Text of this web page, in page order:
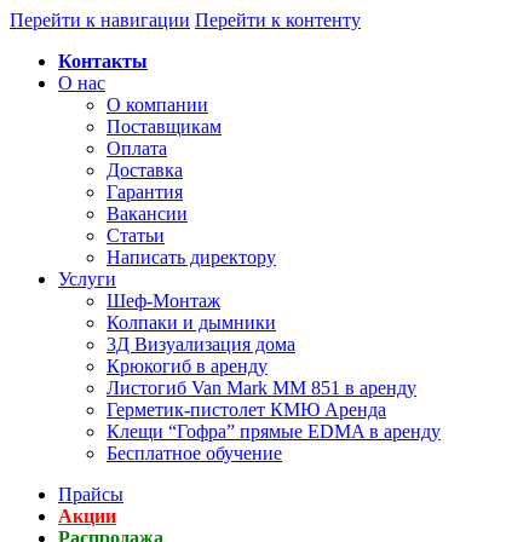
Перейти к навигации Перейти к контенту
Контакты
О нас
О компании
Поставщикам
Оплата
Доставка
Гарантия
Вакансии
Статьи
Написать директору
Услуги
Шеф-Монтаж
Колпаки и дымники
3Д Визуализация дома
Крюкогиб в аренду
Листогиб Van Mark MM 851 в аренду
Герметик-пистолет КМЮ Аренда
Клещи “Гофра” прямые EDMA в аренду
Бесплатное обучение
Прайсы
Акции
Распродажа